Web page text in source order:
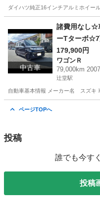
ダイハツ純正16インチアルミ
辻堂駅
中古車
諸費用なし☆
ーTターボ
TV、DVD、
179,900円
ワゴンＲ
79,000km
辻堂駅
自動車基本情報 メーカー名 スズ
ページTOPへ
投稿
誰でも今す
投稿